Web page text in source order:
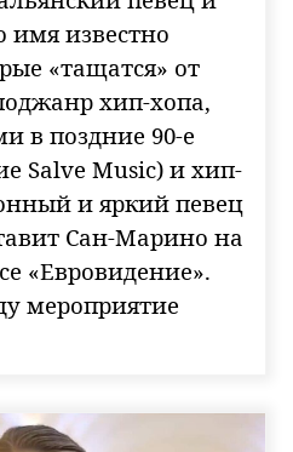
имя известно
«тащатся» от
хип-хопа,
в поздние 90-е
Salve Music) и хип-
и яркий певец
Сан-Марино на
«Евровидение».
мероприятие